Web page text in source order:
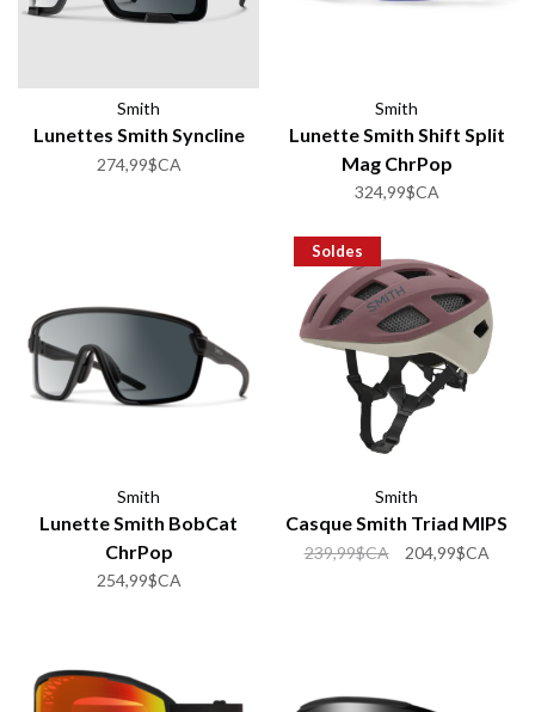
Smith
Lunettes Smith Syncline
274,99$CA
Smith
Lunette Smith Shift Split
Mag ChrPop
324,99$CA
Smith
Lunette Smith BobCat
ChrPop
254,99$CA
Soldes
Smith
Casque Smith Triad MIPS
239,99$CA 204,99$CA